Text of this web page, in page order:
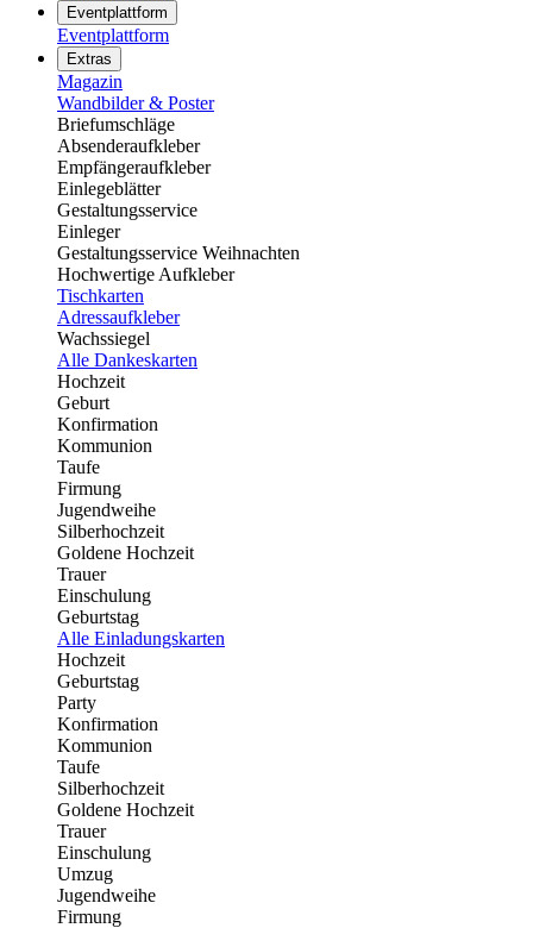
Eventplattform
Eventplattform
Extras
Magazin
Wandbilder & Poster
Briefumschläge
Absenderaufkleber
Empfängeraufkleber
Einlegeblätter
Gestaltungsservice
Einleger
Gestaltungsservice Weihnachten
Hochwertige Aufkleber
Tischkarten
Adressaufkleber
Wachssiegel
Alle Dankeskarten
Hochzeit
Geburt
Konfirmation
Kommunion
Taufe
Firmung
Jugendweihe
Silberhochzeit
Goldene Hochzeit
Trauer
Einschulung
Geburtstag
Alle Einladungskarten
Hochzeit
Geburtstag
Party
Konfirmation
Kommunion
Taufe
Silberhochzeit
Goldene Hochzeit
Trauer
Einschulung
Umzug
Jugendweihe
Firmung